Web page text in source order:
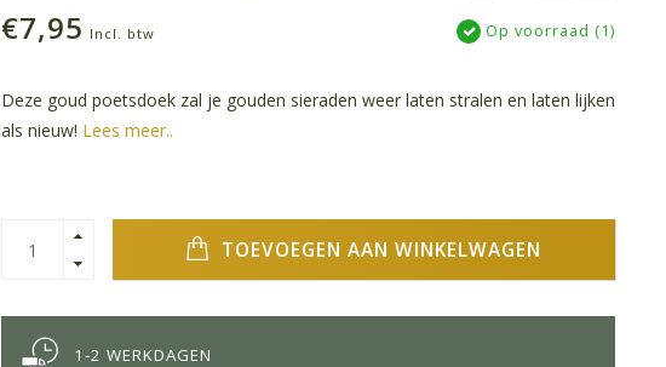
€7,95 Incl. btw Op voorraad (1)
Deze goud poetsdoek zal je gouden sieraden weer laten stralen en laten lijken
als nieuw! Lees meer..
TOEVOEGEN AAN WINKELWAGEN
1-2 WERKDAGEN